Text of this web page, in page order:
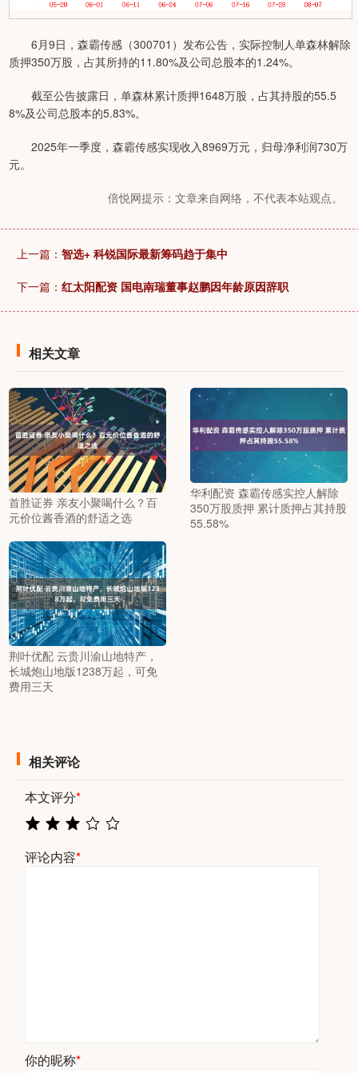
6月9日，森霸传感（300701）发布公告，实际控制人单森林解除
质押350万股，占其所持的11.80%及公司总股本的1.24%。
截至公告披露日，单森林累计质押1648万股，占其持股的55.5
8%及公司总股本的5.83%。
2025年一季度，森霸传感实现收入8969万元，归母净利润730万
元。
倍悦网提示：文章来自网络，不代表本站观点。
上一篇： 智选+ 科锐国际最新筹码趋于集中
下一篇： 红太阳配资 国电南瑞董事赵鹏因年龄原因辞职
相关文章
首胜证券 亲友小聚喝什么？百
元价位酱香酒的舒适之选
华利配资 森霸传感实控人解除
350万股质押 累计质押占其持股
55.58%
荆叶优配 云贵川渝山地特产，
长城炮山地版1238万起，可免
费用三天
相关评论
本文评分*
评论内容*
你的昵称*